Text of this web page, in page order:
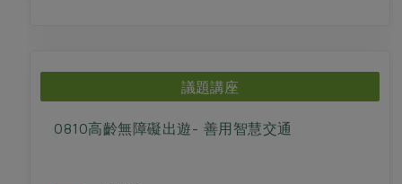
議題講座
0810高齡無障礙出遊- 善用智慧交通